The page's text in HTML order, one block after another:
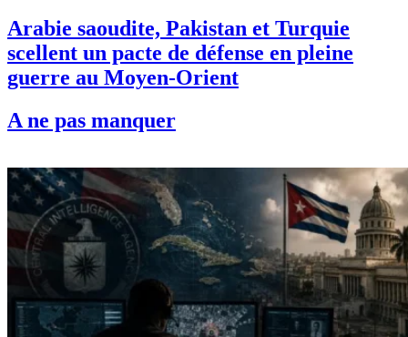
Arabie saoudite, Pakistan et Turquie
scellent un pacte de défense en pleine
guerre au Moyen-Orient
A ne pas manquer